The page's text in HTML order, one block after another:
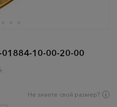
10-00-20-00
Не знаете свой размер?